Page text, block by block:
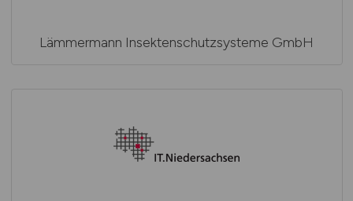
Lämmermann Insektenschutzsysteme GmbH